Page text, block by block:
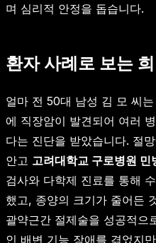
며 심리적 안정을 돕습니다.
환자 사례로 보는
얼마 전 50대 남성 김 모 씨
에 직장암이 발견되어 여러
다는 진단을 받았습니다. 절
안고 고려대학교 구로병원 민
검사와 다학제 진료를 통해
했고, 종양의 크기가 줄어든
괄약근간 절제술을 성공적으
인 배변 기능 장애를 겪었지